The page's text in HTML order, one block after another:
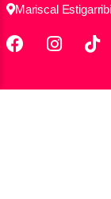
Mariscal